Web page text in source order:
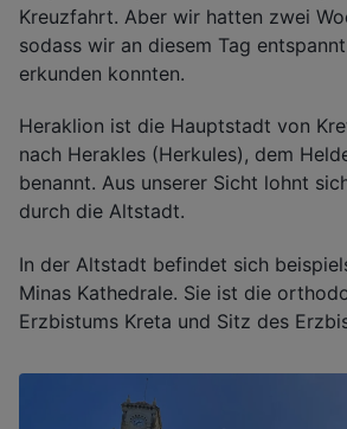
Kreuzfahrt. Aber wir hatten zwei
sodass wir an diesem Tag
erkunden konnten.
Heraklion ist die Hauptstadt von
nach Herakles (Herkules), dem
benannt. Aus unserer Sicht lohnt
durch die Altstadt.
In der Altstadt befindet sich
Minas Kathedrale. Sie ist die
Erzbistums Kreta und Sitz des